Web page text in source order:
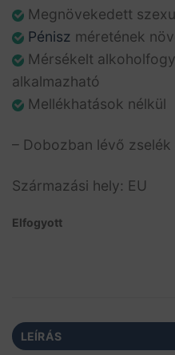
Megnövekedett
Pénisz méretének
Mérsékelt
alkalmazható
Mellékhatások nélkül
– Dobozban lévő zselék
Származási hely: EU
Elfogyott
LEÍRÁS